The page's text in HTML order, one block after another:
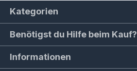
Kategorien
Benötigst du Hilfe beim Kauf?
Informationen